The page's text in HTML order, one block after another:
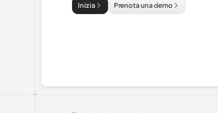
Inizia Prenota una demo